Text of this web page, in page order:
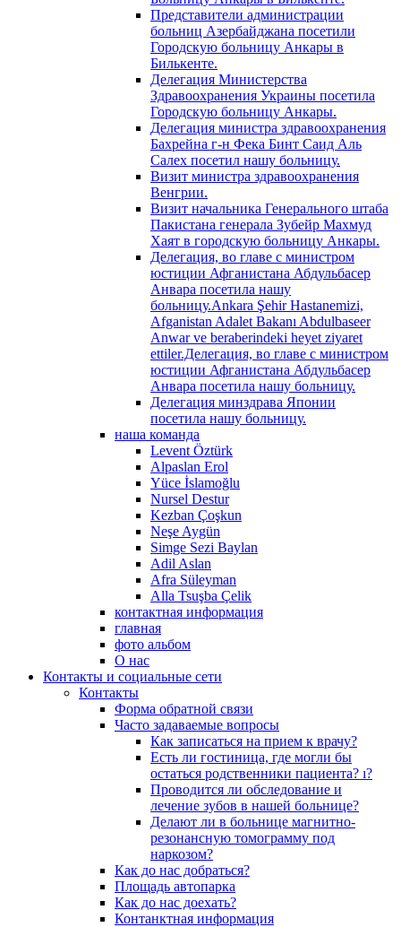
Представители администрации
больниц Азербайджана посетили
Городскую больницу Aнкары в
Билькенте.
Делегация Министерства
Здравоохранения Украины посетила
Городскую больницу Анкары.
Делегация министра здравоохранения
Бахрейна г-н Фека Бинт Саид Аль
Салех посетил нашу больницу.
Визит министра здравоохранения
Венгрии.
Визит начальника Генерального штаба
Пакистана генерала Зубейр Махмуд
Хаят в городскую больницу Анкары.
Делегация, во главе с министром
юстиции Афганистана Абдульбасер
Анвара посетила нашу
больницу.Ankara Şehir Hastanemizi,
Afganistan Adalet Bakanı Abdulbaseer
Anwar ve beraberindeki heyet ziyaret
ettiler.Делегация, во главе с министром
юстиции Афганистана Абдульбасер
Анвара посетила нашу больницу.
Делегация минздрава Японии
посетила нашу больницу.
наша команда
Levent Öztürk
Alpaslan Erol
Yüce İslamoğlu
Nursel Destur
Kezban Çoşkun
Neşe Aygün
Simge Sezi Baylan
Adil Aslan
Afra Süleyman
Alla Tsuşba Çelik
контактная информация
главная
фото альбом
О нас
Контакты и социальные сети
Контакты
Форма обратной связи
Часто задаваемые вопросы
Как записаться на прием к врачу?
Есть ли гостиница, где могли бы
остаться родственники пациента? ı?
Проводится ли обследование и
лечение зубов в нашей больнице?
Делают ли в больнице магнитно-
резонансную томограмму под
наркозом?
Как до нас добраться?
Площадь автопарка
Как до нас доехать?
Контанктная информация